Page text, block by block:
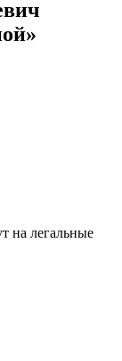
на легальные